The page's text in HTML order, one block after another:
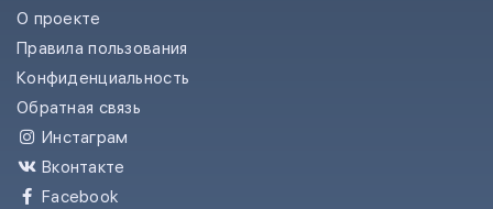
О проекте
Правила пользования
Конфиденциальность
Обратная связь
Инстаграм
Вконтакте
Facebook